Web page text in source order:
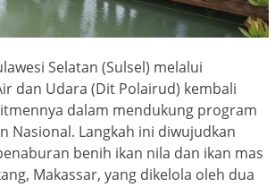
Selatan (Sulsel) melalui
dan Udara (Dit Polairud) kembali
dalam mendukung program
Nasional. Langkah ini diwujudkan
benih ikan nila dan ikan mas
Makassar, yang dikelola oleh dua